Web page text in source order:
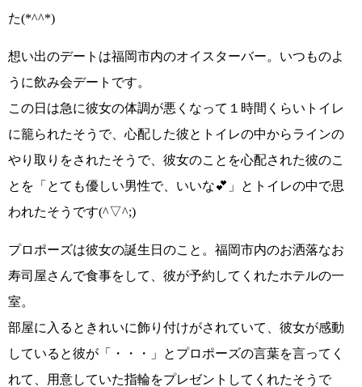
た(*^^*)
想い出のデートは福岡市内のオイスターバー。いつものよ
うに飲み会デート です。
この日は急に彼女の体調が悪くなって１時間くらいトイレ
に籠られたそうで、心配した彼とトイレの中からラインの
やり取りをされたそうで、彼女のことを心配された彼のこ
とを 「とても優しい男性で、いいな💕」
とトイレの中で思
われたそうです(^▽^;)
プロポーズは彼女の誕生日のこと。 福岡市内のお洒落なお
寿司屋さんで食事をして、 彼が予約してくれたホテルの一
室。
部屋に入るときれいに飾り付けがされていて、彼女が感動
していると彼が 「・・・」
とプロポーズの言葉を言ってく
れて、用意していた指輪をプレゼントしてくれたそうで